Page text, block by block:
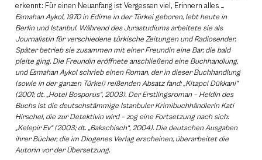
erkennt: Für einen Neuanfang ist Vergessen viel, Erinnern alles …
Esmahan Aykol, 1970 in Edirne in der Türkei geboren, lebt heute in
Berlin und Istanbul. Während des Jurastudiums arbeitete sie als
Journalistin für verschiedene türkische Zeitungen und Radiosender.
Später betrieb sie zusammen mit einer Freundin eine Bar, die bald
pleite ging. Die Freundin eröffnete anschließend eine Buchhandlung,
und Esmahan Aykol schrieb einen Roman, der in dieser Buchhandlung
(sowie in der ganzen Türkei) reißenden Absatz fand: „Kitapci Dükkani“
(2001; dt. „Hotel Bosporus“, 2003). Der Erstlingsroman – Heldin des
Buchs ist die deutschstämmige Istanbuler Krimibuchhändlerin Kati
Hirschel, die zur Detektivin wird – zog eine Fortsetzung nach sich:
„Kelepir Ev“ (2003; dt. „Bakschisch“, 2004). Die deutschen Ausgaben
ihrer Bücher, die im Diogenes Verlag erscheinen, überarbeitet die
Autorin vor der Übersetzung.